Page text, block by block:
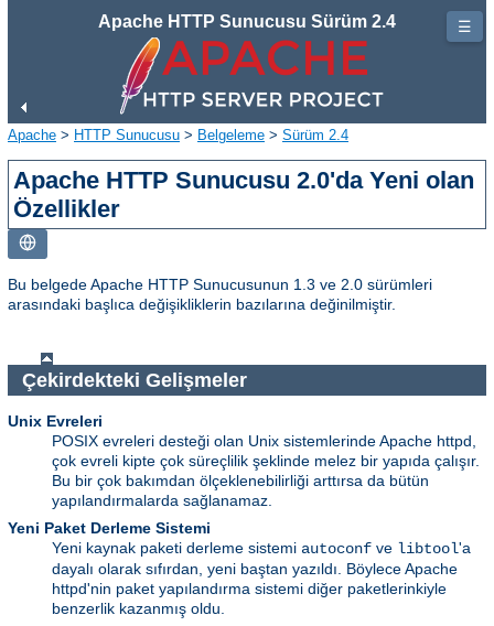
Apache HTTP Sunucusu Sürüm 2.4
Apache > HTTP Sunucusu > Belgeleme > Sürüm 2.4
Apache HTTP Sunucusu 2.0'da Yeni olan
Özellikler
Bu belgede Apache HTTP Sunucusunun 1.3 ve 2.0 sürümleri
arasındaki başlıca değişikliklerin bazılarına değinilmiştir.
Çekirdekteki Gelişmeler
Unix Evreleri
POSIX evreleri desteği olan Unix sistemlerinde Apache httpd,
çok evreli kipte çok süreçlilik şeklinde melez bir yapıda çalışır.
Bu bir çok bakımdan ölçeklenebilirliği arttırsa da bütün
yapılandırmalarda sağlanamaz.
Yeni Paket Derleme Sistemi
Yeni kaynak paketi derleme sistemi autoconf ve libtool'a
dayalı olarak sıfırdan, yeni baştan yazıldı. Böylece Apache
httpd'nin paket yapılandırma sistemi diğer paketlerinkiyle
benzerlik kazanmış oldu.
☰